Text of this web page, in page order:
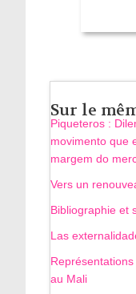
Sur le
Piqueteros :
movimento que
margem do
Vers un
Bibliographie et
Las
au Mali